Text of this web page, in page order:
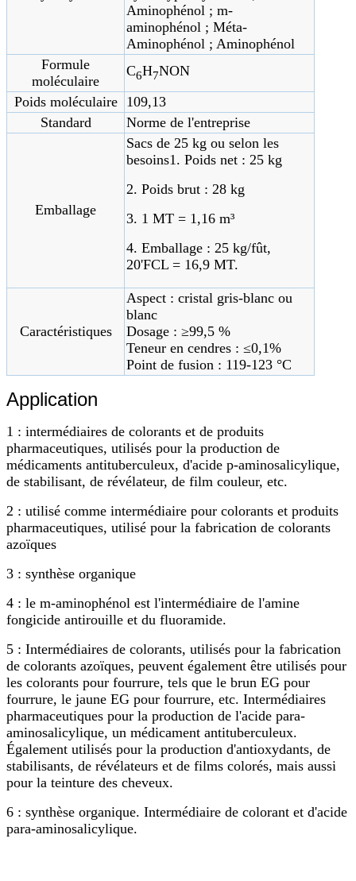
Aminophénol ; m-
aminophénol ; Méta-
Aminophénol ; Aminophénol
Formule
moléculaire
C6H7NON
Poids moléculaire
109,13
Standard
Norme de l'entreprise
Emballage
Sacs de 25 kg ou selon les
besoins1. Poids net : 25 kg
2. Poids brut : 28 kg
3. 1 MT = 1,16 m³
4. Emballage : 25 kg/fût,
20'FCL = 16,9 MT.
Caractéristiques
Aspect : cristal gris-blanc ou
blanc
Dosage : ≥99,5 %
Teneur en cendres : ≤0,1%
Point de fusion : 119-123 °C
Application
1 : intermédiaires de colorants et de produits
pharmaceutiques, utilisés pour la production de
médicaments antituberculeux, d'acide p-aminosalicylique,
de stabilisant, de révélateur, de film couleur, etc.
2 : utilisé comme intermédiaire pour colorants et produits
pharmaceutiques, utilisé pour la fabrication de colorants
azoïques
3 : synthèse organique
4 : le m-aminophénol est l'intermédiaire de l'amine
fongicide antirouille et du fluoramide.
5 : Intermédiaires de colorants, utilisés pour la fabrication
de colorants azoïques, peuvent également être utilisés pour
les colorants pour fourrure, tels que le brun EG pour
fourrure, le jaune EG pour fourrure, etc. Intermédiaires
pharmaceutiques pour la production de l'acide para-
aminosalicylique, un médicament antituberculeux.
Également utilisés pour la production d'antioxydants, de
stabilisants, de révélateurs et de films colorés, mais aussi
pour la teinture des cheveux.
6 : synthèse organique. Intermédiaire de colorant et d'acide
para-aminosalicylique.